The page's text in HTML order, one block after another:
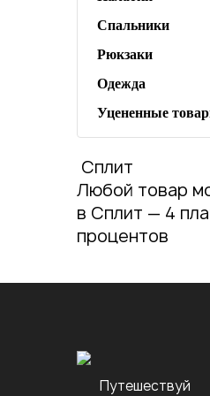
Спальники
Рюкзаки
Одежда
Уцененные
Сплит
Любой товар
в Сплит — 4
процентов
Путешествуй